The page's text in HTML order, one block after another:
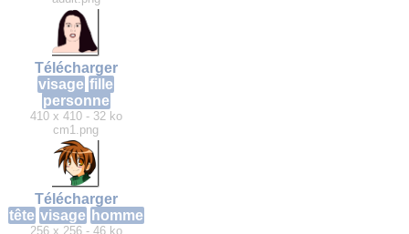
Télécharger
visage fille
personne
410 x 410 - 32 ko
cm1.png
Télécharger
tête visage homme
256 x 256 - 46 ko